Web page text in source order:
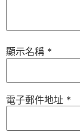
顯示名稱 *
電子郵件地址 *